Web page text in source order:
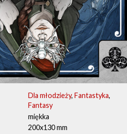
Dla młodzieży, Fantastyka,
Fantasy
miękka
200x130 mm